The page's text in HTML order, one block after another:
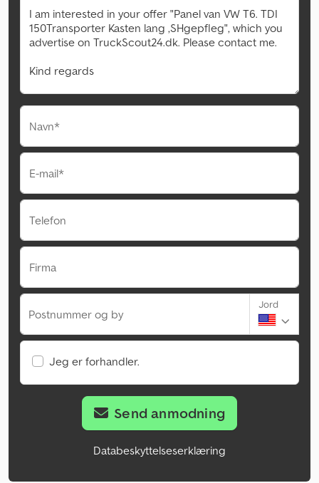
Navn*
E-mail*
Telefon
Firma
Postnummer og by
Jord
Jeg er forhandler.
Send anmodning
Databeskyttelseserklæring